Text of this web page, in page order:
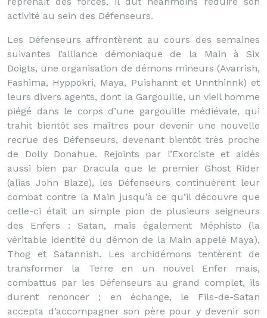
activité au sein des Défenseurs.
Les Défenseurs affrontèrent au cours des semaines
suivantes l’alliance démoniaque de la Main à Six
Doigts, une organisation de démons mineurs (Avarrish,
Fashima, Hyppokri, Maya, Puishannt et Unnthinnk) et
leurs divers agents, dont la Gargouille, un vieil homme
piégé dans le corps d’une gargouille médiévale, qui
trahit bientôt ses maîtres pour devenir une nouvelle
recrue des Défenseurs, devenant bientôt très proche
de Dolly Donahue. Rejoints par l’Exorciste et aidés
aussi bien par Dracula que le premier Ghost Rider
(alias John Blaze), les Défenseurs continuèrent leur
combat contre la Main jusqu’à ce qu’il découvre que
celle-ci était un simple pion de plusieurs seigneurs
des Enfers : Satan, mais également Méphisto (la
véritable identité du démon de la Main appelé Maya),
Thog et Satannish. Les archidémons tentèrent de
transformer la Terre en un nouvel Enfer mais,
combattus par les Défenseurs au grand complet, ils
durent renoncer ; en échange, le Fils-de-Satan
accepta d’accompagner son père pour y devenir son